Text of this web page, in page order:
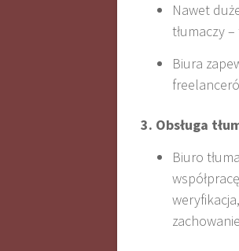
Nawet
tłumaczy
Biura
3. Obsługa
Biuro